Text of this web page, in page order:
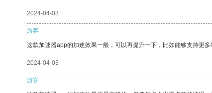
2024-04-03
游客
这款加速器app的加速效果一般，可以再提升一下，比如能够支持更多
2024-04-03
游客